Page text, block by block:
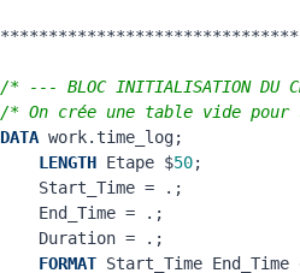
/* --- BLOC INITIALISATION DU
/* On crée une table vide
DATA work.time_log;
LENGTH Etape $50;
    Start_Time = .;
    End_Time = .;
    Duration = .;
FORMAT Start_Time